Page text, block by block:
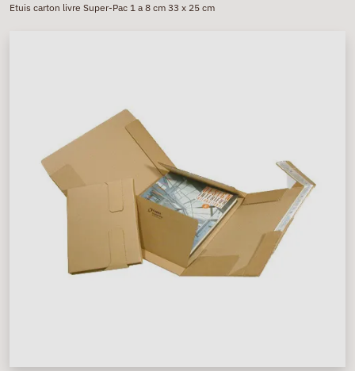
Etuis carton livre Super-Pac 1 a 8 cm 33 x 25 cm